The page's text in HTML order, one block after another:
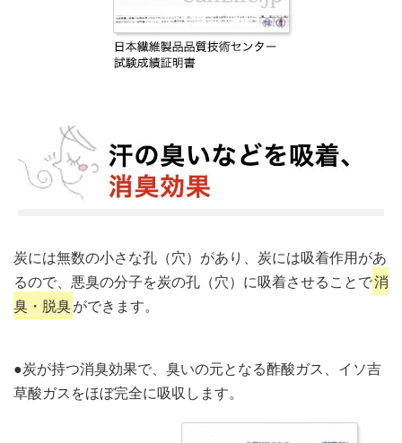
炭には無数の小さな孔（穴）があり、炭には吸着作用があ
るので、悪臭の分子を炭の孔（穴）に吸着させることで消
臭・脱臭ができます。
●炭が持つ消臭効果で、臭いの元となる酢酸ガス、イソ吉
草酸ガスをほぼ完全に吸収します。